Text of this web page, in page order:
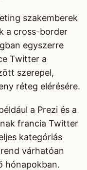
szakemberek
a cross-border
egyszerre
Twitter a
szerepel,
réteg elérésére.
a Prezi és a
francia Twitter
kategóriás
várhatóan
hónapokban.